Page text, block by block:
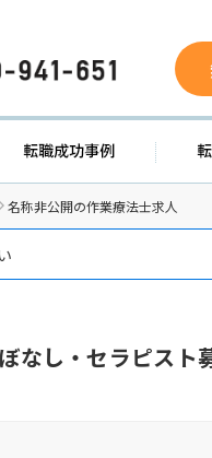
0120-941-651
検索 転職成
名称非公開の作業療法士求人
なし・セラピスト